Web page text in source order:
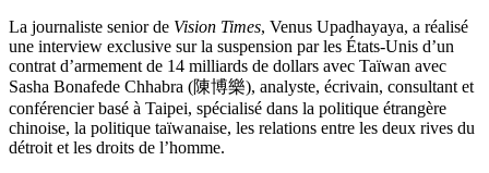
La journaliste senior de Vision Times, Venus Upadhayaya, a réalisé
une interview exclusive sur la suspension par les États-Unis d’un
contrat d’armement de 14 milliards de dollars avec Taïwan avec
Sasha Bonafede Chhabra (陳博樂), analyste, écrivain, consultant et
conférencier basé à Taipei, spécialisé dans la politique étrangère
chinoise, la politique taïwanaise, les relations entre les deux rives du
détroit et les droits de l’homme.